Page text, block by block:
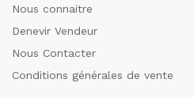
Nous connaitre
Denevir Vendeur
Nous Contacter
Conditions générales de vente